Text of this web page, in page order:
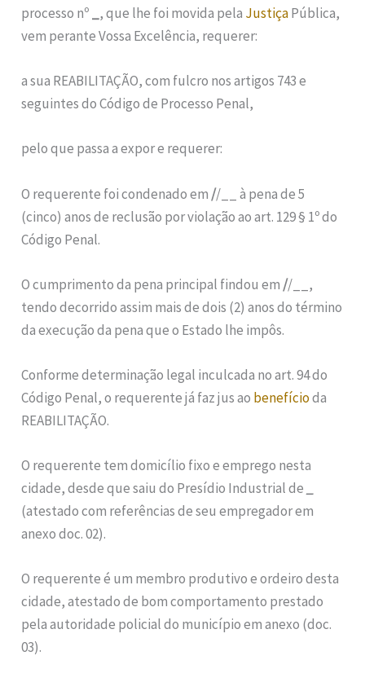
processo nº
, que lhe foi movida pela JustiçaPública,
vem perante Vossa Excelência, requerer:
a sua REABILITAÇÃO, com fulcro nos artigos 743 e
seguintes do Código de Processo Penal,
pelo que passa a expor e requerer:
O requerente foi condenado em //__ à pena de 5
(cinco) anos de reclusão por violação ao art. 129 § 1º do
Código Penal.
O cumprimento da pena principal findou em //__,
tendo decorrido assim mais de dois (2) anos do término
da execução da pena que o Estado lhe impôs.
Conforme determinação legal inculcada no art. 94 do
Código Penal, o requerente já faz jus ao benefícioda
REABILITAÇÃO.
O requerente tem domicílio fixo e emprego nesta
cidade, desde que saiu do Presídio Industrial de
(atestado com referências de seu empregador em
anexo doc. 02).
O requerente é um membro produtivo e ordeiro desta
cidade, atestado de bom comportamento prestado
pela autoridade policial do município em anexo (doc.
03).